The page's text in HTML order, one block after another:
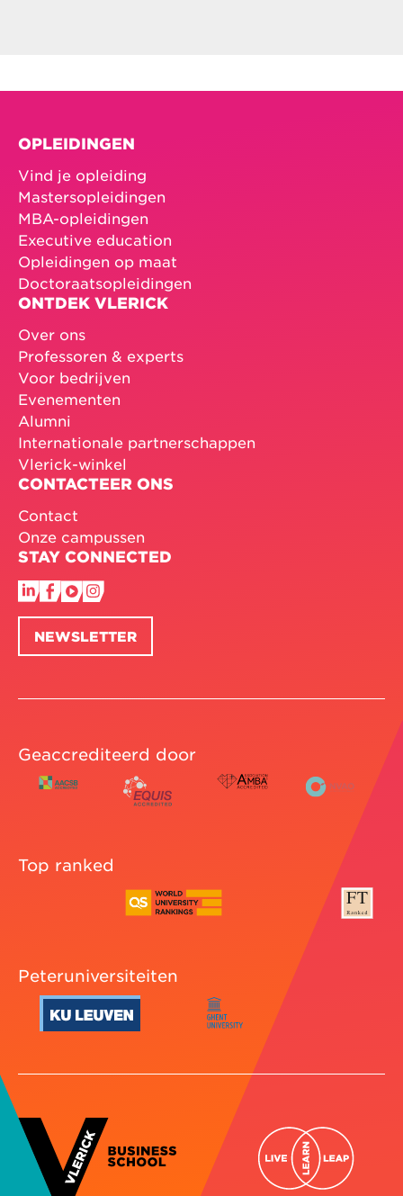
OPLEIDINGEN
Vind je opleiding
Mastersopleidingen
MBA-opleidingen
Executive education
Opleidingen op maat
Doctoraatsopleidingen
ONTDEK VLERICK
Over ons
Professoren & experts
Voor bedrijven
Evenementen
Alumni
Internationale partnerschappen
Vlerick-winkel
CONTACTEER ONS
Contact
Onze campussen
STAY CONNECTED
NEWSLETTER
Geaccrediteerd door
Top ranked
Peteruniversiteiten